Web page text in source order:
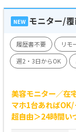
NEW モニター/
履歴書不要 リモ
週2・3日からOK
美容モニター／在
マホ1台あれば
超自由＞24時間